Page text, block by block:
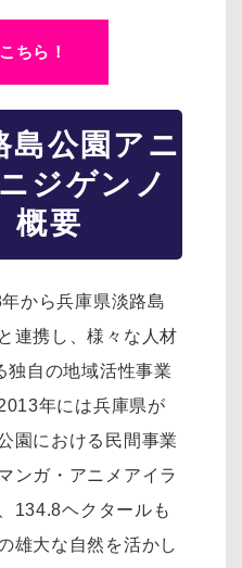
ちら！
島公園アニ
ジゲンノ
概要
から兵庫県淡路島
連携し、様々な人材
独自の地域活性事業
年には兵庫県が
園における民間事業
ンガ・アニメアイラ
134.8ヘクタールも
雄大な自然を活かし